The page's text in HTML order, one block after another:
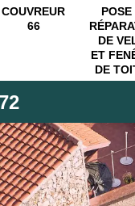
COUVREUR
66
POSE
DE
ET
DE